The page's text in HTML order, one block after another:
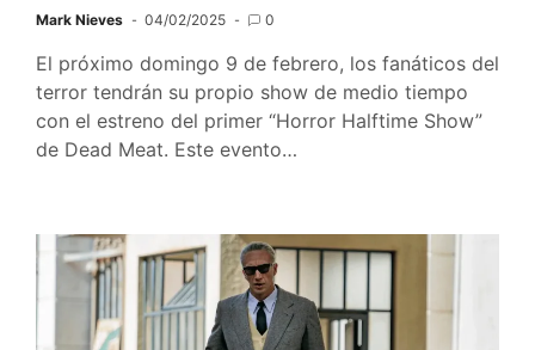
Mark Nieves 04/02/2025 0
El próximo domingo 9 de febrero, los fanáticos del
terror tendrán su propio show de medio tiempo
con el estreno del primer “Horror Halftime Show”
de Dead Meat. Este evento…